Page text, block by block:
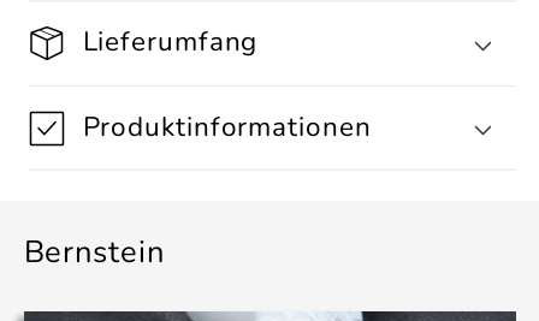
Lieferumfang
Produktinformationen
Bernstein